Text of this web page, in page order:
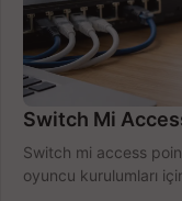
Switch Mi
Switch mi access
oyuncu kurulumları